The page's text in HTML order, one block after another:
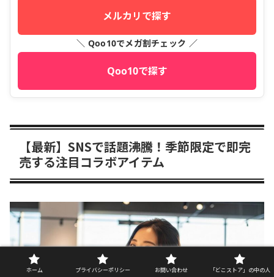
メルカリで探す
＼ Qoo10でメガ割チェック ／
Qoo10で探す
【最新】SNSで話題沸騰！季節限定で即完
売する注目コラボアイテム
【最新】SNSで話題沸騰！季節限定で即完
ホーム プライバシーポリシー お問い合わせ 「どこストア」の中の人